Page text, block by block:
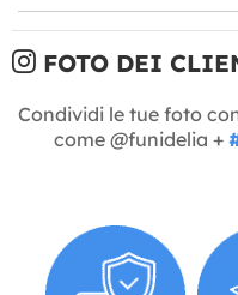
FOTO DEI
Condividi le tue foto
come @funidelia +